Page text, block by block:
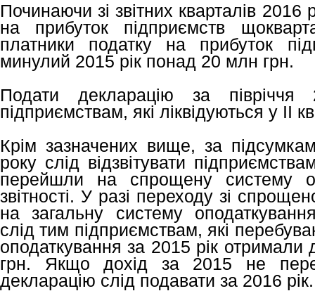
Починаючи зі звітних кварталів 2016
на прибуток підприємств
платники податку на прибуток
минулий 2015 рік понад 20 млн грн.
Подати декларацію за
підприємствам, які ліквідуються у ІІ
Крім зазначених вище, за
року слід відзвітувати
перейшли на спрощену систему
звітності. У разі переходу зі
на загальну систему
слід тим підприємствам, які
оподаткування за 2015 рік
грн. Якщо дохід за 2015 не
декларацію слід подавати за 2016 рік.